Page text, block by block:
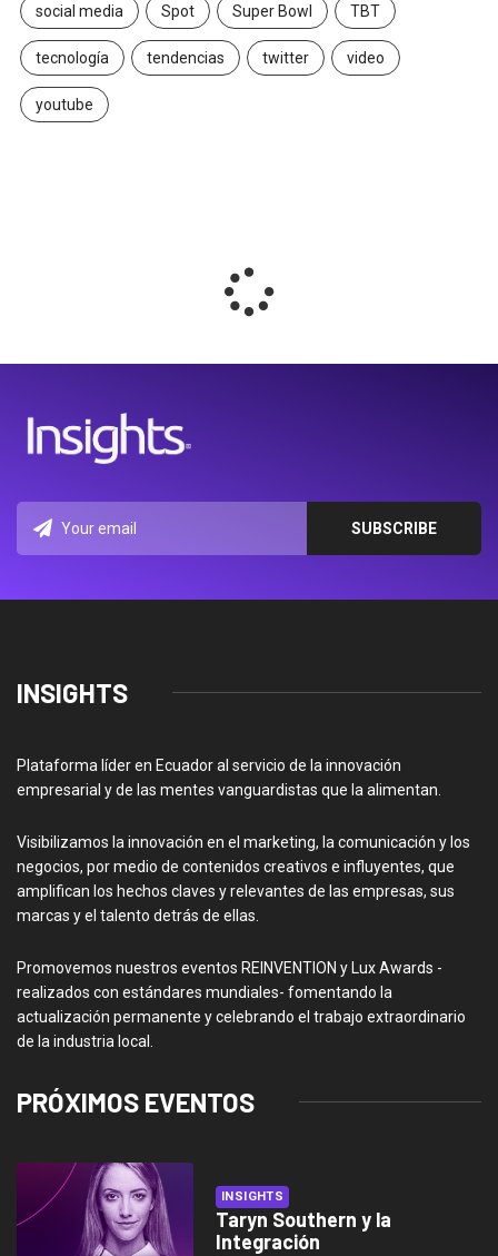
social media Spot Super Bowl TBT
tecnología tendencias twitter video
youtube
INSIGHTS
Plataforma líder en Ecuador al servicio de la innovación
empresarial y de las mentes vanguardistas que la alimentan.
Visibilizamos la innovación en el marketing, la comunicación y los
negocios, por medio de contenidos creativos e influyentes, que
amplifican los hechos claves y relevantes de las empresas, sus
marcas y el talento detrás de ellas.
Promovemos nuestros eventos REINVENTION y Lux Awards -
realizados con estándares mundiales- fomentando la
actualización permanente y celebrando el trabajo extraordinario
de la industria local.
PRÓXIMOS EVENTOS
INSIGHTS
Taryn Southern y la
Integración